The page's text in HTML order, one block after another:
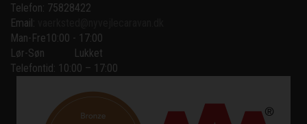
Telefon: 75828422
Email:
Man-Fre10:00 - 17:00
Lør-Søn
Lukket
Telefontid: 10:00 – 17:00